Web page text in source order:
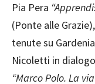
Pia Pera
(Ponte alle
tenute su
Nicoletti in
“Marco Polo. La